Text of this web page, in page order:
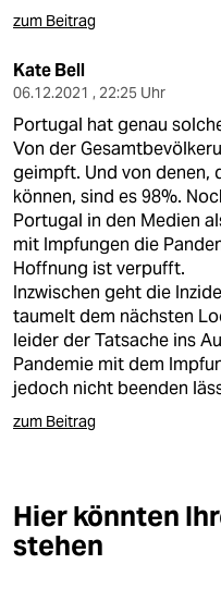
zum Beitrag
Kate Bell
06.12.2021 , 22:25 Uhr
Portugal hat genau
Von der
geimpft. Und von denen,
können, sind es 98%.
Portugal in den Medien
mit Impfungen die
Hoffnung ist verpufft.
Inzwischen geht die
taumelt dem nächsten
leider der Tatsache ins
Pandemie mit dem
jedoch nicht beenden
zum Beitrag
Hier könnten
stehen